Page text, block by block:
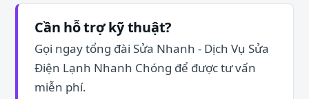
Cần hỗ trợ kỹ thuật?
Gọi ngay tổng đài Sửa Nhanh - Dịch Vụ Sửa
Điện Lạnh Nhanh Chóng để được tư vấn
miễn phí.